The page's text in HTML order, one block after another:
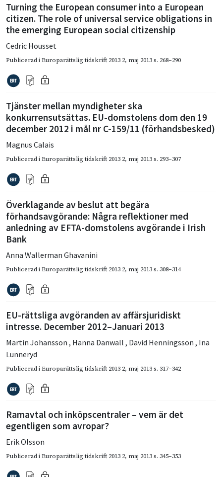
Turning the European consumer into a European
citizen. The role of universal service obligations in
the emerging European social citizenship
Cedric Housset
Publicerad iEuroparättslig tidskrift 2013 2, maj 2013s. 268–290
Tjänster mellan myndigheter ska
konkurrensutsättas. EU-domstolens dom den 19
december 2012 i mål nr C-159/11 (förhandsbesked)
Magnus Calais
Publicerad iEuroparättslig tidskrift 2013 2, maj 2013s. 293–307
Överklagande av beslut att begära
förhandsavgörande: Några reflektioner med
anledning av EFTA-domstolens avgörande i Irish
Bank
Anna Wallerman Ghavanini
Publicerad iEuroparättslig tidskrift 2013 2, maj 2013s. 308–314
EU-rättsliga avgöranden av affärsjuridiskt
intresse. December 2012–Januari 2013
Martin Johansson , Hanna Danwall , David Henningsson , Ina
Lunneryd
Publicerad iEuroparättslig tidskrift 2013 2, maj 2013s. 317–342
Ramavtal och inköpscentraler – vem är det
egentligen som avropar?
Erik Olsson
Publicerad iEuroparättslig tidskrift 2013 2, maj 2013s. 345–353